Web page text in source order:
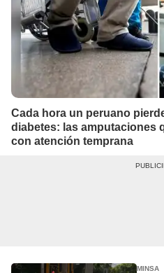
Cada hora un peruano
diabetes: las amputaciones
con atención temprana
MINSA